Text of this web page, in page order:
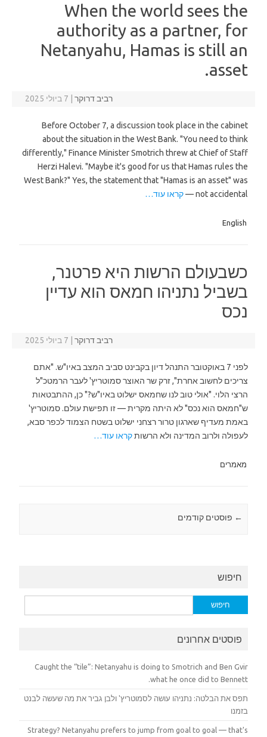
When the world sees the
authority as a partner, for
Netanyahu, Hamas is still an
asset.
רביב דרוקר 7 ביולי 2025
Before October 7, a discussion took place in the cabinet
about the situation in the West Bank. "You need to think
differently," Finance Minister Smotrich threw at Chief of Staff
Herzi Halevi. "Maybe it's good for us that Hamas rules the
West Bank?" Yes, the statement that "Hamas is an asset" was
not accidental —
קראו עוד…
English
כשבעולם הרשות היא פרטנר,
בשביל נתניהו חמאס הוא עדיין
נכס
רביב דרוקר 7 ביולי 2025
לפני 7 באוקטובר התנהל דיון בקבינט סביב המצב באיו"ש. "אתם
צריכים לחשוב אחרת", זרק שר האוצר סמוטריץ' לעבר הרמטכ"ל
הרצי הלוי. "אולי טוב לנו שחמאס ישלוט באיו"ש?" כן, ההתבטאות
ש"חמאס הוא נכס" לא היתה מקרית — זו תפישת עולם. סמוטריץ'
באמת מעדיף שארגון טרור רצחני ישלוט בשטח הצמוד לכפר סבא,
לעפולה ולרוב המדינה ולא הרשותקראו עוד…
מאמרים
Post navigation
← פוסטים קודמים
חיפוש
חיפוש:
פוסטים אחרונים
Caught the “tile”: Netanyahu is doing to Smotrich and Ben Gvir
what he once did to Bennett.
תפס את הבלטה: נתניהו עושה לסמוטריץ' ולבן גביר את מה שעשה לבנט
בזמנו
Strategy? Netanyahu prefers to jump from goal to goal — that's